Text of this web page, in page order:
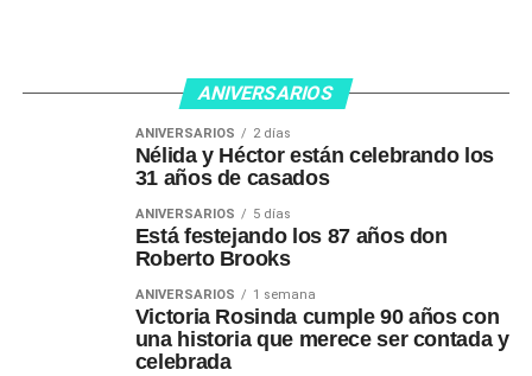
ANIVERSARIOS
ANIVERSARIOS 2 días
Nélida y Héctor están celebrando los
31 años de casados
ANIVERSARIOS 5 días
Está festejando los 87 años don
Roberto Brooks
ANIVERSARIOS 1 semana
Victoria Rosinda cumple 90 años con
una historia que merece ser contada y
celebrada